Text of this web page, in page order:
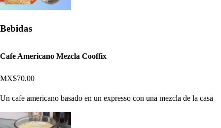
Bebidas
Cafe Americano Mezcla Cooffix
MX$70.00
Un cafe americano basado en un expresso con una mezcla de la casa